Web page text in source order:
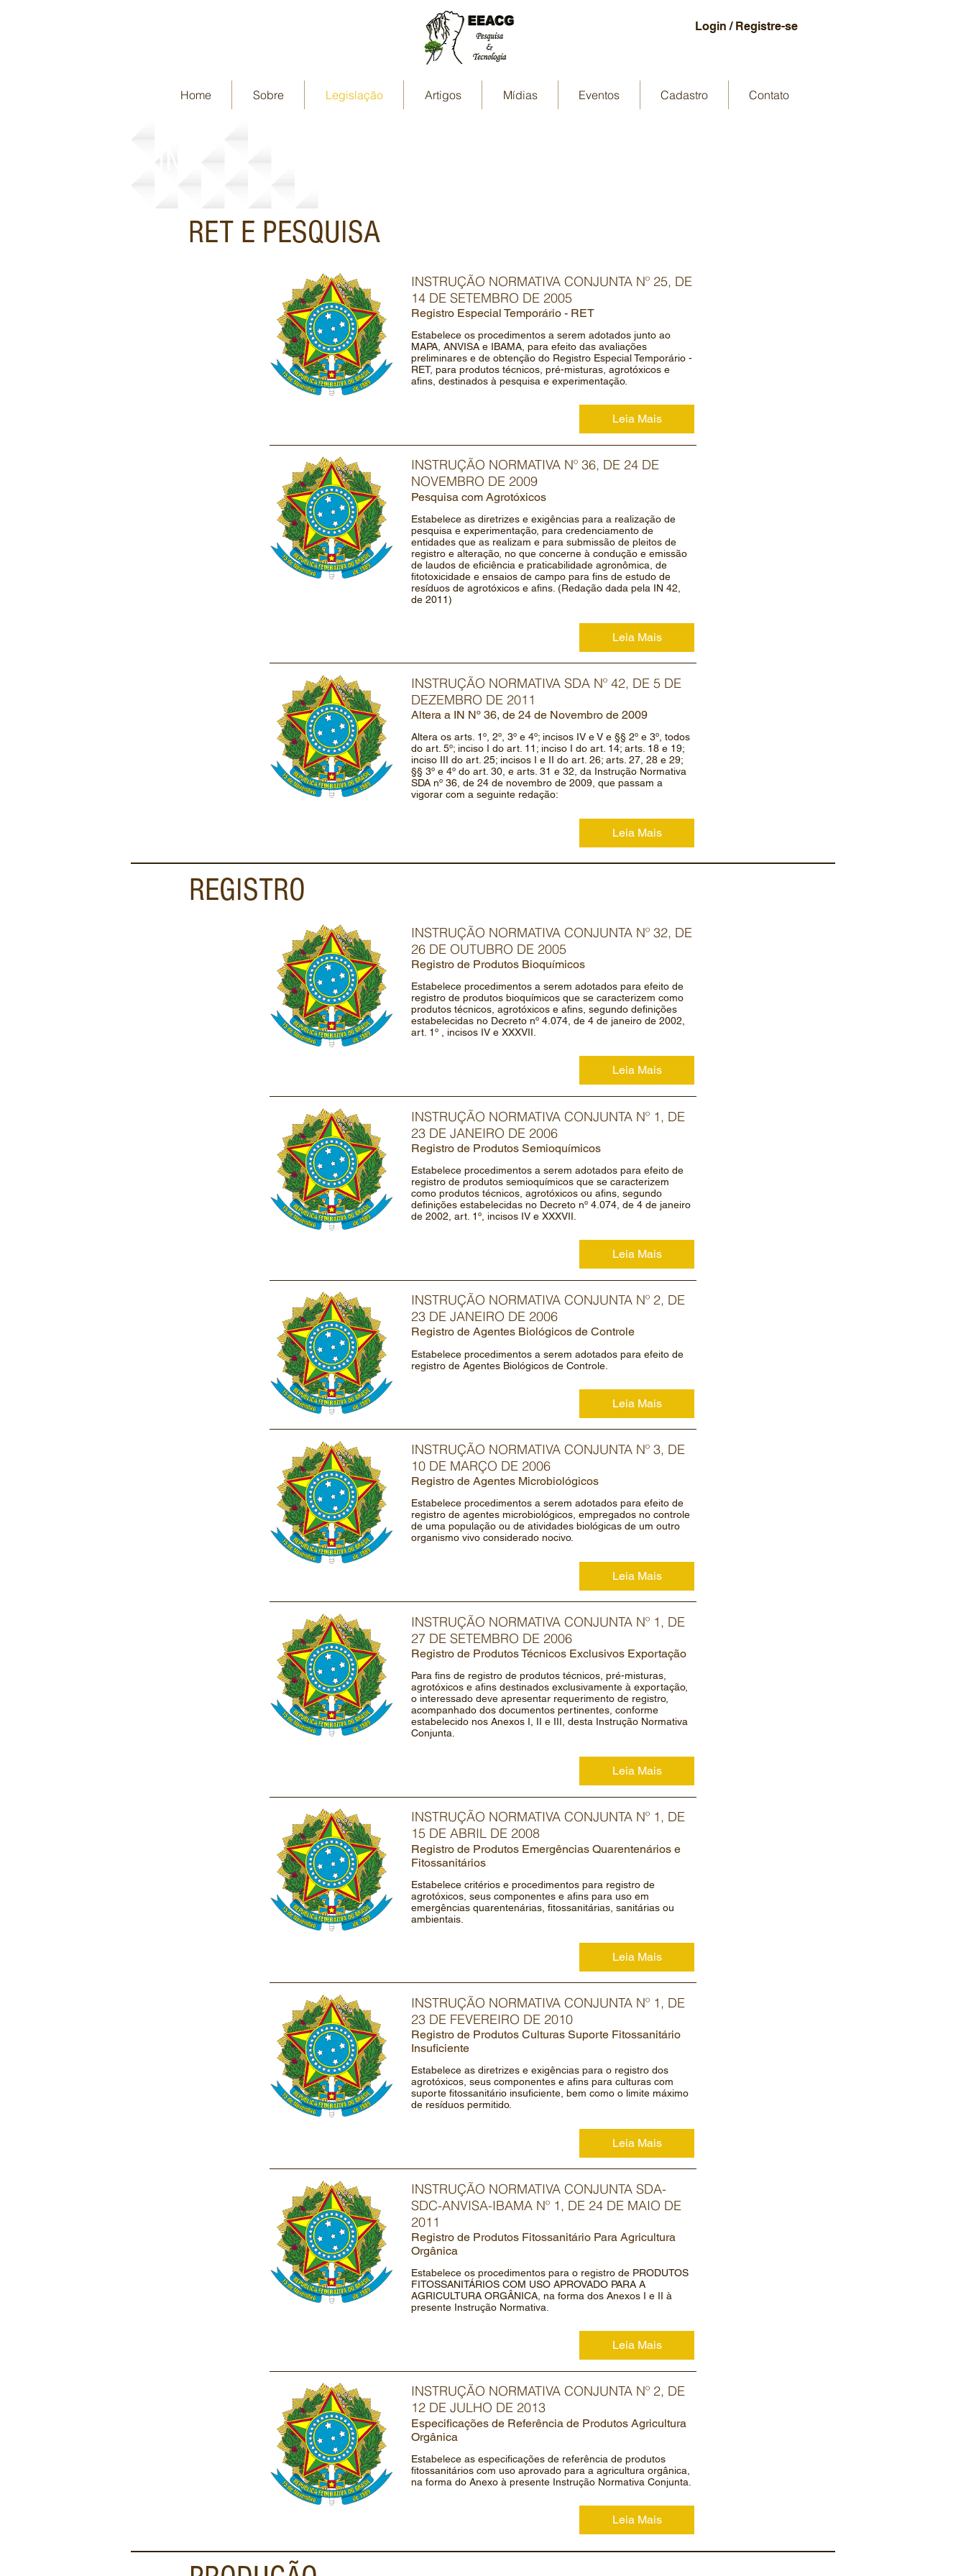
Login / Registre-se
Home Sobre Legislação Artigos Mídias Eventos Cadastro Contato
RET E PESQUISA
INSTRUÇÃO NORMATIVA CONJUNTA Nº 25, DE
14 DE SETEMBRO DE 2005
Registro Especial Temporário - RET
Estabelece os procedimentos a serem adotados junto ao
MAPA, ANVISA e IBAMA, para efeito das avaliações
preliminares e de obtenção do Registro Especial Temporário -
RET, para produtos técnicos, pré-misturas, agrotóxicos e
afins, destinados à pesquisa e experimentação.
Leia Mais
INSTRUÇÃO NORMATIVA Nº 36, DE 24 DE
NOVEMBRO DE 2009
Pesquisa com Agrotóxicos
Estabelece as diretrizes e exigências para a realização de
pesquisa e experimentação, para credenciamento de
entidades que as realizam e para submissão de pleitos de
registro e alteração, no que concerne à condução e emissão
de laudos de eficiência e praticabilidade agronômica, de
fitotoxicidade e ensaios de campo para fins de estudo de
resíduos de agrotóxicos e afins. (Redação dada pela IN 42,
de 2011)
Leia Mais
INSTRUÇÃO NORMATIVA SDA Nº 42, DE 5 DE
DEZEMBRO DE 2011
Altera a IN Nº 36, de 24 de Novembro de 2009
Altera os arts. 1º, 2º, 3º e 4º; incisos IV e V e §§ 2º e 3º, todos
do art. 5º; inciso I do art. 11; inciso I do art. 14; arts. 18 e 19;
inciso III do art. 25; incisos I e II do art. 26; arts. 27, 28 e 29;
§§ 3º e 4º do art. 30, e arts. 31 e 32, da Instrução Normativa
SDA nº 36, de 24 de novembro de 2009, que passam a
vigorar com a seguinte redação:
Leia Mais
REGISTRO
INSTRUÇÃO NORMATIVA CONJUNTA Nº 32, DE
26 DE OUTUBRO DE 2005
Registro de Produtos Bioquímicos
Estabelece procedimentos a serem adotados para efeito de
registro de produtos bioquímicos que se caracterizem como
produtos técnicos, agrotóxicos e afins, segundo definições
estabelecidas no Decreto nº 4.074, de 4 de janeiro de 2002,
art. 1º , incisos IV e XXXVII.
Leia Mais
INSTRUÇÃO NORMATIVA CONJUNTA Nº 1, DE
23 DE JANEIRO DE 2006
Registro de Produtos Semioquímicos
Estabelece procedimentos a serem adotados para efeito de
registro de produtos semioquímicos que se caracterizem
como produtos técnicos, agrotóxicos ou afins, segundo
definições estabelecidas no Decreto nº 4.074, de 4 de janeiro
de 2002, art. 1º, incisos IV e XXXVII.
Leia Mais
INSTRUÇÃO NORMATIVA CONJUNTA Nº 2, DE
23 DE JANEIRO DE 2006
Registro de Agentes Biológicos de Controle
Estabelece procedimentos a serem adotados para efeito de
registro de Agentes Biológicos de Controle.
Leia Mais
INSTRUÇÃO NORMATIVA CONJUNTA Nº 3, DE
10 DE MARÇO DE 2006
Registro de Agentes Microbiológicos
Estabelece procedimentos a serem adotados para efeito de
registro de agentes microbiológicos, empregados no controle
de uma população ou de atividades biológicas de um outro
organismo vivo considerado nocivo.
Leia Mais
INSTRUÇÃO NORMATIVA CONJUNTA Nº 1, DE
27 DE SETEMBRO DE 2006
Registro de Produtos Técnicos Exclusivos Exportação
Para fins de registro de produtos técnicos, pré-misturas,
agrotóxicos e afins destinados exclusivamente à exportação,
o interessado deve apresentar requerimento de registro,
acompanhado dos documentos pertinentes, conforme
estabelecido nos Anexos I, II e III, desta Instrução Normativa
Conjunta.
Leia Mais
INSTRUÇÃO NORMATIVA CONJUNTA Nº 1, DE
15 DE ABRIL DE 2008
Registro de Produtos Emergências Quarentenários e
Fitossanitários
Estabelece critérios e procedimentos para registro de
agrotóxicos, seus componentes e afins para uso em
emergências quarentenárias, fitossanitárias, sanitárias ou
ambientais.
Leia Mais
INSTRUÇÃO NORMATIVA CONJUNTA Nº 1, DE
23 DE FEVEREIRO DE 2010
Registro de Produtos Culturas Suporte Fitossanitário
Insuficiente
Estabelece as diretrizes e exigências para o registro dos
agrotóxicos, seus componentes e afins para culturas com
suporte fitossanitário insuficiente, bem como o limite máximo
de resíduos permitido.
Leia Mais
INSTRUÇÃO NORMATIVA CONJUNTA SDA-
SDC-ANVISA-IBAMA Nº 1, DE 24 DE MAIO DE
2011
Registro de Produtos Fitossanitário Para Agricultura
Orgânica
Estabelece os procedimentos para o registro de PRODUTOS
FITOSSANITÁRIOS COM USO APROVADO PARA A
AGRICULTURA ORGÂNICA, na forma dos Anexos I e II à
presente Instrução Normativa.
Leia Mais
INSTRUÇÃO NORMATIVA CONJUNTA Nº 2, DE
12 DE JULHO DE 2013
Especificações de Referência de Produtos Agricultura
Orgânica
Estabelece as especificações de referência de produtos
fitossanitários com uso aprovado para a agricultura orgânica,
na forma do Anexo à presente Instrução Normativa Conjunta.
Leia Mais